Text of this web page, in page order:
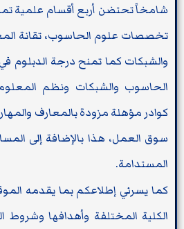
شامخاً تحتضن أربع أقسام علمية
تخصصات علوم الحاسوب، تقانة
والشبكات كما تمنح درجة الدبلوم
الحاسوب والشبكات ونظم
كوادر مؤهلة مزودة بالمعارف
سوق العمل، هذا بالإضافة إلى
المستدامة.
كما يسرني إطلاعكم بما يقدمه
الكلية المختلفة وأهدافها وشروط